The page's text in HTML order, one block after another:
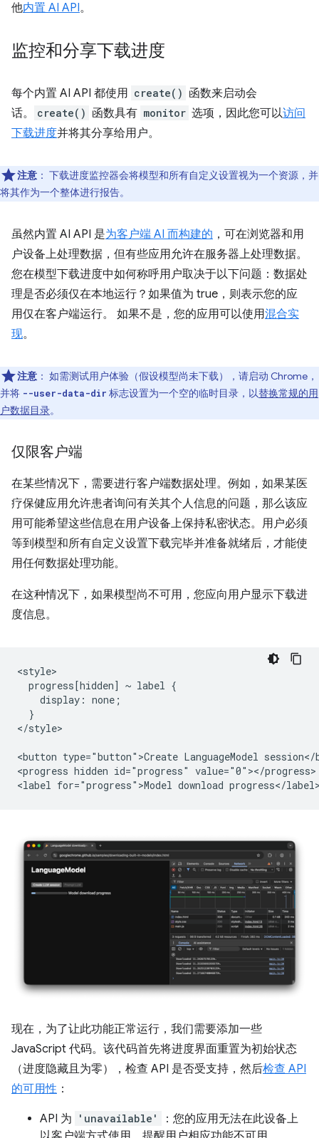
他内置 AI API。
监控和分享下载进度
每个内置 AI API 都使用 create() 函数来启动会
话。
create() 函数具有 monitor 选项，因此您可以访问
下载进度并将其分享给用户。
注意 ： 下载进度监控器会将模型和所有自定义设置视为一个资源，并
将其作为一个整体进行报告。
虽然内置 AI API 是为客户端 AI 而构建的 ，可在浏览器和用
户设备上处理数据，但有些应用允许在服务器上处理数据。
您在模型下载进度中如何称呼用户取决于以下问题：数据处
理是否必须仅在本地运行？ 如果值为 true，则表示您的应
用仅在客户端运行。 如果不是，您的应用可以使用混合实
现。
注意 ： 如需测试用户体验（假设模型尚未下载），请启动 Chrome，
并将 --user-data-dir 标志设置为一个空的临时目录，以替换常规的用
户数据目录。
仅限客户端
在某些情况下，需要进行客户端数据处理。例如，如果某医
疗保健应用允许患者询问有关其个人信息的问题，那么该应
用可能希望这些信息在用户设备上保持私密状态。用户必须
等到模型和所有自定义设置下载完毕并准备就绪后，才能使
用任何数据处理功能。
在这种情况下，如果模型尚不可用，您应向用户显示下载进
度信息。
<style>
  progress[hidden] ~ label {
    display: none;
  }
</style>
<button type="button">Create LanguageModel session</
<progress hidden id="progress" value="0"></progress>
现在，为了让此功能正常运行，我们需要添加一些
JavaScript 代码。该代码首先将进度界面重置为初始状态
（进度隐藏且为零），检查 API 是否受支持，然后检查 API
的可用性 ：
API 为 'unavailable'
：您的应用无法在此设备上